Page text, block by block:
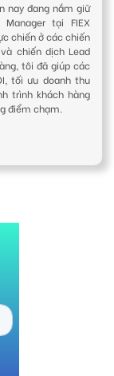
nay đang nắm giữ
tại FIEX
chiến ở các chiến
chiến dịch Lead
tôi đã giúp các
tối ưu doanh thu
trình khách hàng
điểm chạm.